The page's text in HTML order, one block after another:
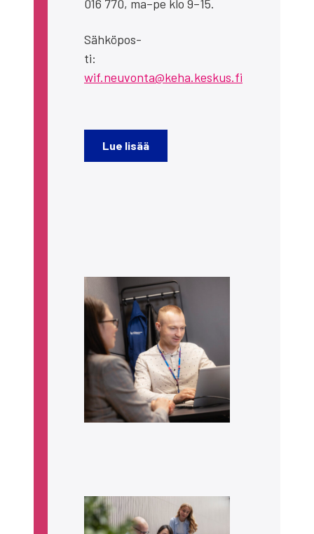
016 770, ma–pe klo 9–15.
Säh­kö­pos­
ti:
wif.neuvonta@keha.keskus.fi
Lue lisää